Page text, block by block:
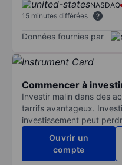
NASDAQ
15 minutes différées
Données fournies par
Commencer à
Investir malin dans des
tarrifs avantageux.
investissement peut
Ouvrir un
compte